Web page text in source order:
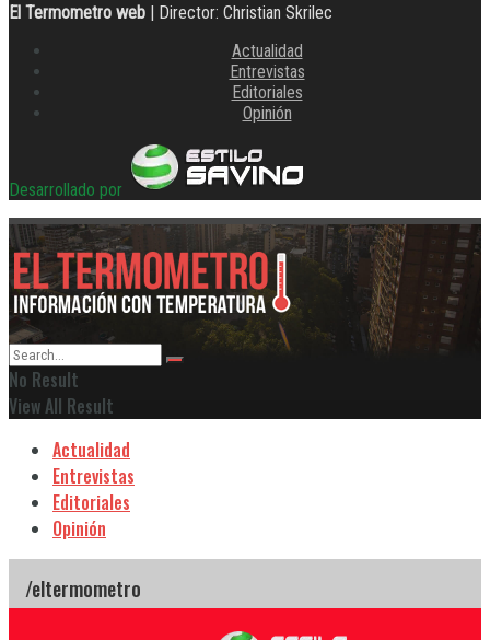
El Termometro web | Director: Christian Skrilec
Actualidad
Entrevistas
Editoriales
Opinión
Desarrollado por
No Result
View All Result
Actualidad
Entrevistas
Editoriales
Opinión